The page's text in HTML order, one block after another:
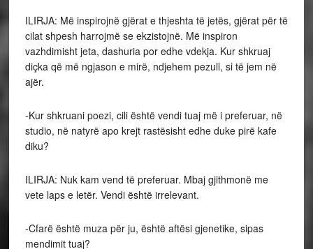
ILIRJA: Më inspirojnë gjërat e thjeshta të jetës, gjërat për të
cilat shpesh harrojmë se ekzistojnë. Më inspiron
vazhdimisht jeta, dashuria por edhe vdekja. Kur shkruaj
diçka që më ngjason e mirë, ndjehem pezull, si të jem në
ajër.
-Kur shkruani poezi, cili është vendi tuaj më i preferuar, në
studio, në natyrë apo krejt rastësisht edhe duke pirë kafe
diku?
ILIRJA: Nuk kam vend të preferuar. Mbaj gjithmonë me
vete laps e letër. Vendi është irrelevant.
-Cfarë është muza për ju, është aftësi gjenetike, sipas
mendimit tuaj?